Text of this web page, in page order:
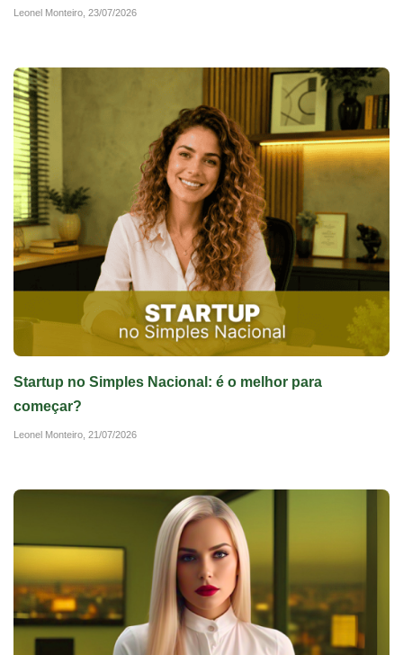
Leonel Monteiro, 23/07/2026
Startup no Simples Nacional: é o melhor para
começar?
Leonel Monteiro, 21/07/2026